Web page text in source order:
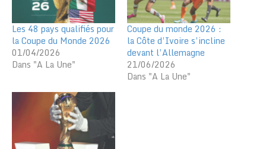
Les 48 pays qualifiés pour
la Coupe du Monde 2026
01/04/2026
Dans "A La Une"
Coupe du monde 2026 :
la Côte d’Ivoire s’incline
devant l’Allemagne
21/06/2026
Dans "A La Une"